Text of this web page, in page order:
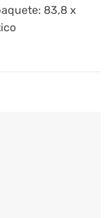
83,8 x